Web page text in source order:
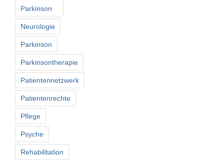
Parkinson
Neurologie
Parkinson
Parkinsontherapie
Patientennetzwerk
Patientenrechte
Pflege
Psyche
Rehabilitation